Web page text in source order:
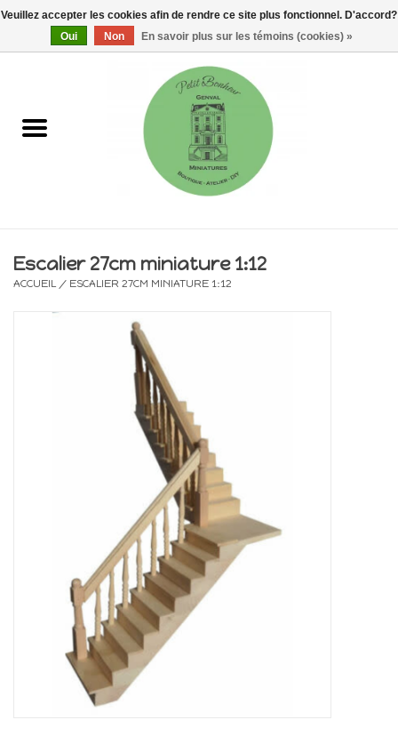
0 Articles - €0,00
Maisons, vitrines & kits
Electricité
Pièces uniques & objets de
Fournitures bricolage
1/24ème
Escalier 27cm miniature 1:12
ACCUEIL / ESCALIER 27CM MINIATURE 1:12
Veuillez accepter les cookies afin de rendre ce site plus fonctionnel. D'accord?
Oui
Non En savoir plus sur les témoins (cookies) »